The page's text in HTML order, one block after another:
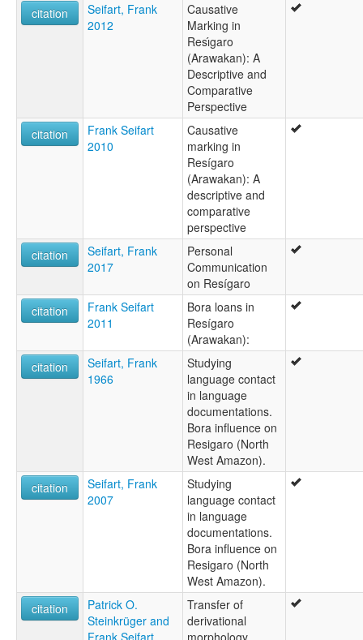
citation
Seifart, Frank
2012
Causative
Marking in
Resı́garo
(Arawakan): A
Descriptive and
Comparative
Perspective
citation
Frank Seifart
2010
Causative
marking in
Resígaro
(Arawakan): A
descriptive and
comparative
perspective
citation
Seifart, Frank
2017
Personal
Communication
on Resígaro
citation
Frank Seifart
2011
Bora loans in
Resígaro
(Arawakan):
citation
Seifart, Frank
1966
Studying
language contact
in language
documentations.
Bora influence on
Resigaro (North
West Amazon).
citation
Seifart, Frank
2007
Studying
language contact
in language
documentations.
Bora influence on
Resigaro (North
West Amazon).
citation
Patrick O.
Steinkrüger and
Transfer of
derivational